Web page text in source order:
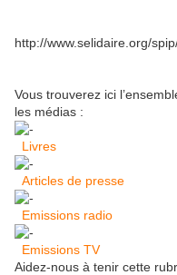
http://www.selidaire.org/
Vous trouverez ici
les médias :
Livres
Articles de presse
Emissions radio
Emissions TV
Aidez-nous à tenir cette